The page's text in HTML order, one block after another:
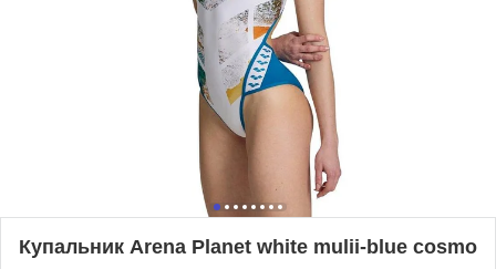
Купальник Arena Planet white mulii-blue cosmo